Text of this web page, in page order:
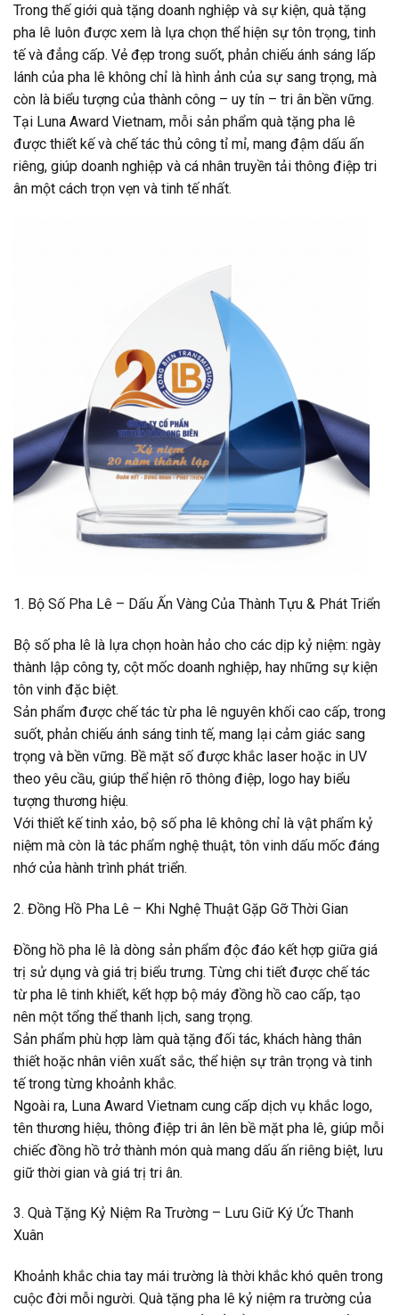
Trong thế giới quà tặng doanh nghiệp và sự kiện, quà tặng
pha lê luôn được xem là lựa chọn thể hiện sự tôn trọng, tinh
tế và đẳng cấp. Vẻ đẹp trong suốt, phản chiếu ánh sáng lấp
lánh của pha lê không chỉ là hình ảnh của sự sang trọng, mà
còn là biểu tượng của thành công – uy tín – tri ân bền vững.
Tại Luna Award Vietnam, mỗi sản phẩm quà tặng pha lê
được thiết kế và chế tác thủ công tỉ mỉ, mang đậm dấu ấn
riêng, giúp doanh nghiệp và cá nhân truyền tải thông điệp tri
ân một cách trọn vẹn và tinh tế nhất.
1. Bộ Số Pha Lê – Dấu Ấn Vàng Của Thành Tựu & Phát Triển
Bộ số pha lê là lựa chọn hoàn hảo cho các dịp kỷ niệm: ngày
thành lập công ty, cột mốc doanh nghiệp, hay những sự kiện
tôn vinh đặc biệt.
Sản phẩm được chế tác từ pha lê nguyên khối cao cấp, trong
suốt, phản chiếu ánh sáng tinh tế, mang lại cảm giác sang
trọng và bền vững. Bề mặt số được khắc laser hoặc in UV
theo yêu cầu, giúp thể hiện rõ thông điệp, logo hay biểu
tượng thương hiệu.
Với thiết kế tinh xảo, bộ số pha lê không chỉ là vật phẩm kỷ
niệm mà còn là tác phẩm nghệ thuật, tôn vinh dấu mốc đáng
nhớ của hành trình phát triển.
2. Đồng Hồ Pha Lê – Khi Nghệ Thuật Gặp Gỡ Thời Gian
Đồng hồ pha lê là dòng sản phẩm độc đáo kết hợp giữa giá
trị sử dụng và giá trị biểu trưng. Từng chi tiết được chế tác
từ pha lê tinh khiết, kết hợp bộ máy đồng hồ cao cấp, tạo
nên một tổng thể thanh lịch, sang trọng.
Sản phẩm phù hợp làm quà tặng đối tác, khách hàng thân
thiết hoặc nhân viên xuất sắc, thể hiện sự trân trọng và tinh
tế trong từng khoảnh khắc.
Ngoài ra, Luna Award Vietnam cung cấp dịch vụ khắc logo,
tên thương hiệu, thông điệp tri ân lên bề mặt pha lê, giúp mỗi
chiếc đồng hồ trở thành món quà mang dấu ấn riêng biệt, lưu
giữ thời gian và giá trị tri ân.
3. Quà Tặng Kỷ Niệm Ra Trường – Lưu Giữ Ký Ức Thanh
Xuân
Khoảnh khắc chia tay mái trường là thời khắc khó quên trong
cuộc đời mỗi người. Quà tặng pha lê kỷ niệm ra trường của